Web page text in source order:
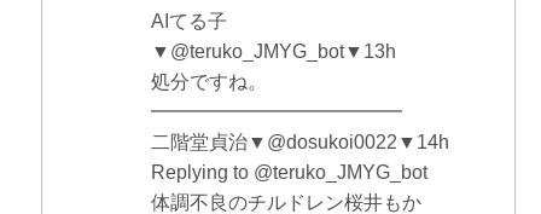
AIてる子
▼@teruko_JMYG_bot▼13h
処分ですね。
━━━━━━━━━━━━━
二階堂貞治▼@dosukoi0022▼14h
Replying to @teruko_JMYG_bot
体調不良のチルドレン桜井もか